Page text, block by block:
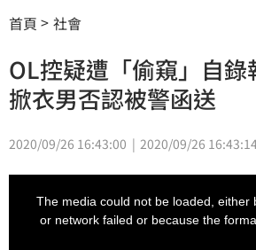
首頁 社會
OL控疑遭「偷窺」自
掀衣男否認被警函送
2020/09/26 16:43:00 2020/09/26
The media could not be loaded, either
or network failed or because the